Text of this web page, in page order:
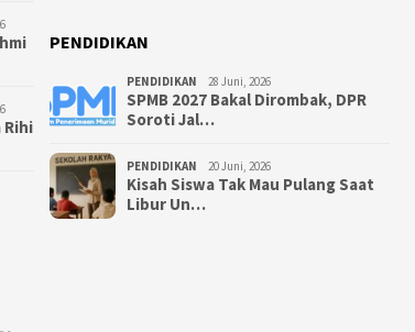
Rihi
PENDIDIKAN
PENDIDIKAN 28 Juni, 2026
SPMB 2027 Bakal Dirombak, DPR
Soroti Jal…
PENDIDIKAN 20 Juni, 2026
Kisah Siswa Tak Mau Pulang Saat
Libur Un…